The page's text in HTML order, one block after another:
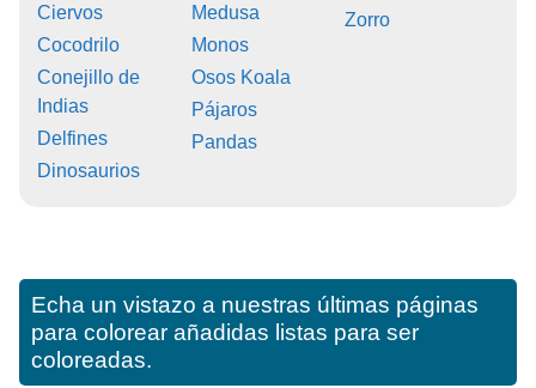
Ciervos
Cocodrilo
Conejillo de
Indias
Delfines
Dinosaurios
Medusa
Monos
Osos Koala
Pájaros
Pandas
Zorro
Echa un vistazo a nuestras últimas páginas
para colorear añadidas listas para ser
coloreadas.